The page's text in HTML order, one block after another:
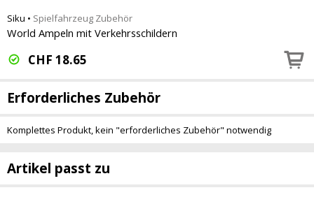
Siku • Spielfahrzeug Zubehör
World Ampeln mit Verkehrsschildern
CHF 18.65
Erforderliches Zubehör
Komplettes Produkt, kein "erforderliches Zubehör" notwendig
Artikel passt zu